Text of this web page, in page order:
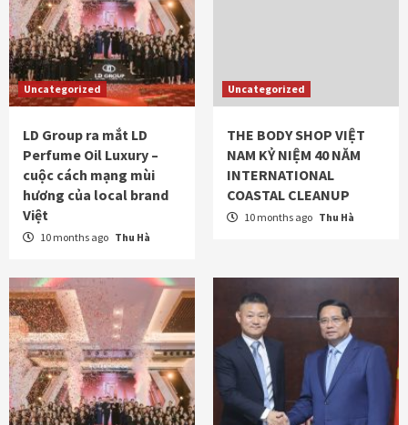
Uncategorized
LD Group ra mắt LD
Perfume Oil Luxury –
cuộc cách mạng mùi
hương của local brand
Việt
10 months ago Thu Hà
Uncategorized
THE BODY SHOP VIỆT
NAM KỶ NIỆM 40 NĂM
INTERNATIONAL
COASTAL CLEANUP
10 months ago Thu Hà